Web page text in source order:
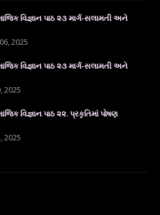
વિજ્ઞાન પાઠ ૨૩ માર્ગ-સલામતી અને
2025
વિજ્ઞાન પાઠ ૨૩ માર્ગ-સલામતી અને
2025
વિજ્ઞાન પાઠ ૨૨. પ્રકૃતિમાં પોષણ
2025